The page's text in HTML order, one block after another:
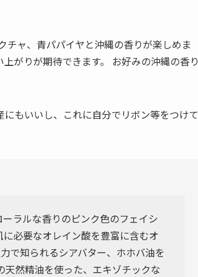
チャ、青パパイヤと沖縄の香りが楽しめま
がりが期待できます。 お好みの沖縄の香り
もいいし、これに自分でリボン等をつけて
ラルな香りのピンク色のフェイシ
必要なオレイン酸を豊富に含むオ
で知られるシアバター、ホホバ油を
然精油を使った、エキゾチックな